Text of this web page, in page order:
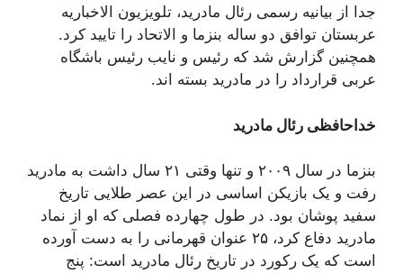
جدا از بیانیه رسمی رئال مادرید، تلویزیون الاخباریه
عربستان توافق دو ساله بنزما و الاتحاد را تایید کرد.
همچنین گزارش شد که رئیس و نایب رئیس باشگاه
عربی قرارداد را در مادرید بسته اند.
خداحافظی رئال مادرید
بنزما در سال ۲۰۰۹ و تنها وقتی ۲۱ سال داشت به مادرید
رفت و یک بازیکن اساسی در این عصر طلایی تاریخ
سفید پوشان بود. در طول چهارده فصلی که او از نماد
مادرید دفاع کرد، ۲۵ عنوان قهرمانی را به دست آورده
است که یک رکورد در تاریخ رئال مادرید است: پنج